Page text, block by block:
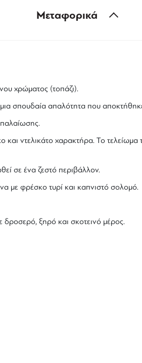
Μεταφορικά
χρώματος (τοπάζι).
σπουδαία απαλότητα που
ντελικάτο χαρακτήρα. Το τελείωμα
σε ένα ζεστό περιβάλλον.
με φρέσκο τυρί και καπνιστό σολομό.
ξηρό και σκοτεινό μέρος.